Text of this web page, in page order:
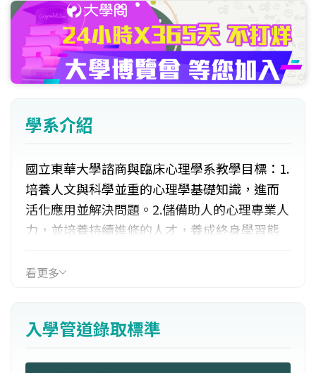
學系介紹
國立東華大學諮商與臨床心理學系教學目標：1.
培養人文與科學並重的心理學基礎知識，進而
活化應用並解決問題。2.儲備助人的心理專業人
力，並培養持續進修的人才，養成終身學習態
與公民實踐的涵養。4.拓展多元文化與國際視
心理師 、工商企業界人事心理諮商師、私人臨
床與諮商心理師
看更多
入學管道錄取標準